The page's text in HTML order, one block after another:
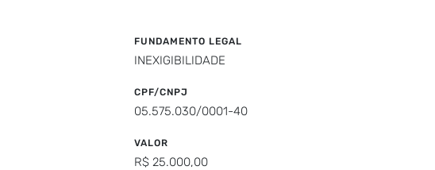
FUNDAMENTO LEGAL
INEXIGIBILIDADE
CPF/CNPJ
05.575.030/0001-40
VALOR
R$ 25.000,00